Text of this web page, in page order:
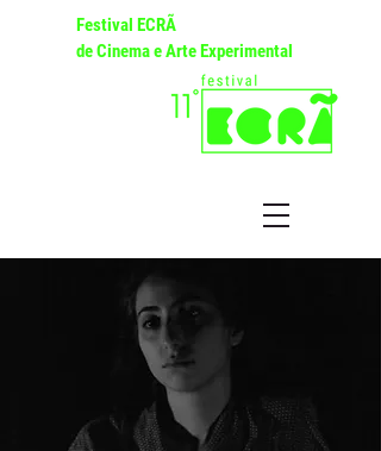
Festival ECRÃ
de Cinema e Arte Experimental